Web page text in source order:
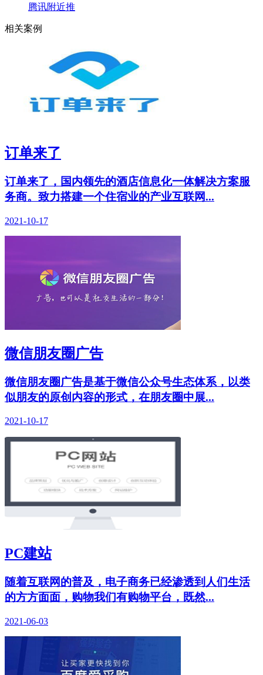
腾讯附近推
相关案例
订单来了
订单来了，国内领先的酒店信息化一体解决方案服
务商。致力搭建一个住宿业的产业互联网...
2021-10-17
微信朋友圈广告
微信朋友圈广告是基于微信公众号生态体系，以类
似朋友的原创内容的形式，在朋友圈中展...
2021-10-17
PC建站
随着互联网的普及，电子商务已经渗透到人们生活
的方方面面，购物我们有购物平台，既然...
2021-06-03